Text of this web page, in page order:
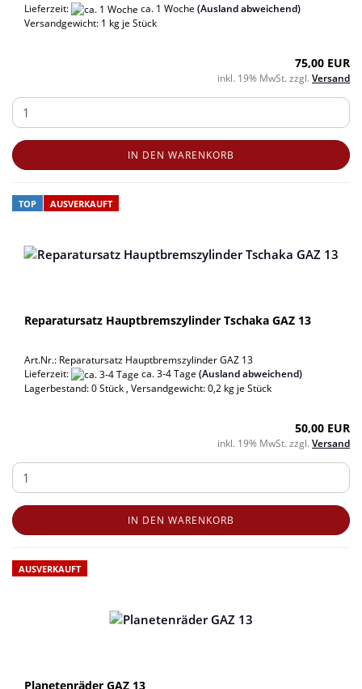
Lieferzeit: ca. 1 Woche (Ausland abweichend)
Versandgewicht: 1 kg je Stück
75,00 EUR
inkl. 19% MwSt. zzgl. Versand
IN DEN WARENKORB
TOP AUSVERKAUFT
Reparatursatz Hauptbremszylinder Tschaka GAZ 13
Art.Nr.: Reparatursatz Hauptbremszylinder GAZ 13
Lieferzeit:
ca. 3-4 Tage (Ausland abweichend)
Lagerbestand: 0 Stück , Versandgewicht:0,2 kg je Stück
50,00 EUR
inkl. 19% MwSt. zzgl. Versand
IN DEN WARENKORB
AUSVERKAUFT
Planetenräder GAZ 13